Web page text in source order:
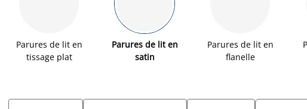
mois des saisons d'été, car légères et plus douces pour la peau lorsque
Parures de lit en
tissage plat
Parures de lit en
satin
Parures de lit en
flanelle